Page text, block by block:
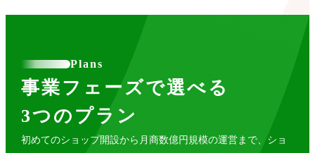
Plans
事業フェーズで選べる
3つのプラン
初めてのショップ開設から月商数億円規模の運営まで、ショ